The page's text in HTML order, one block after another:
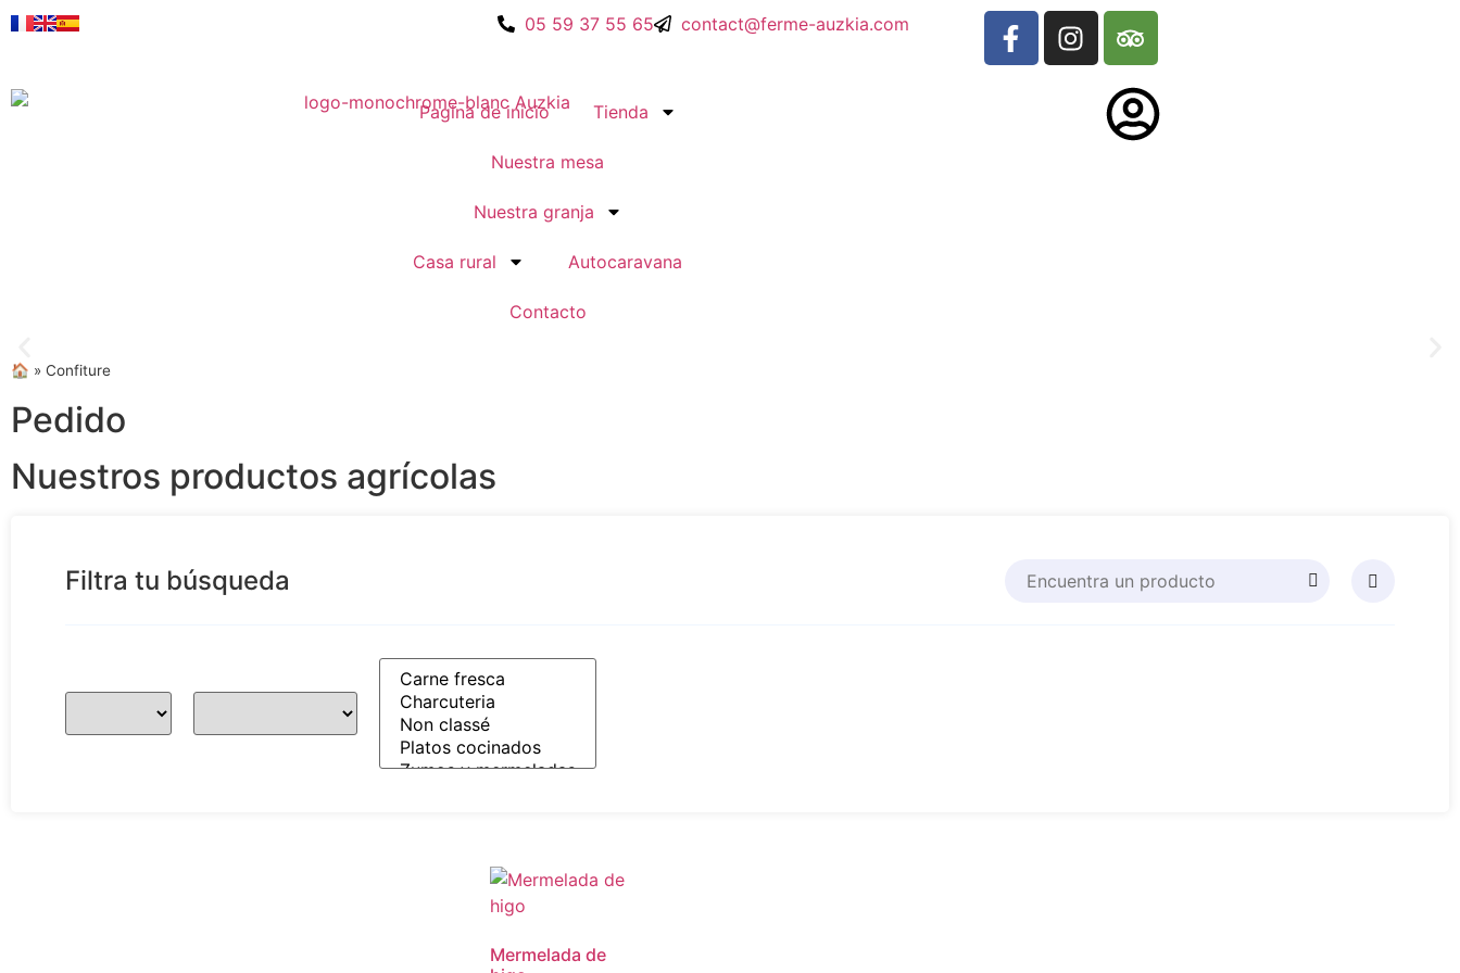
05 59 37 55 65 contact@ferme-auzkia.com
Pagina de inicio Tienda
Nuestra mesa
Nuestra granja
Casa rural Autocaravana
Contacto
¡ Bienvenido a la granja Auzkia !
¡ Nelia y Peio le dan la bienvenida a su granja, en el corazón del valle de Aldudes, en el País Vasco !
🏠 » Confiture
Pedido
Nuestros productos agrícolas
Filtra tu búsqueda
Mermelada de